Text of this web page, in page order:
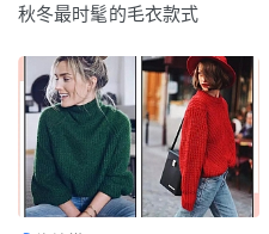
秋冬最时髦的毛衣款式